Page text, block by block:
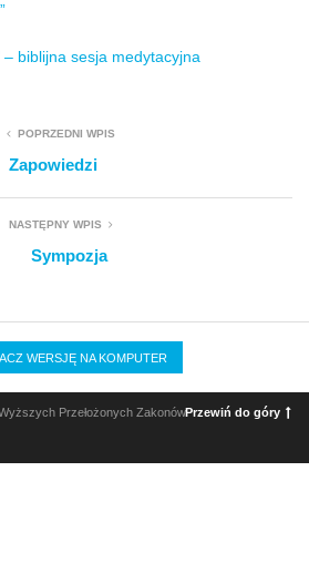
biblijna sesja medytacyjna
POPRZEDNI WPIS
Zapowiedzi
NASTĘPNY WPIS
Sympozja
WERSJĘ NA KOMPUTER
Przełożonych ZakonówPrzewiń do góry